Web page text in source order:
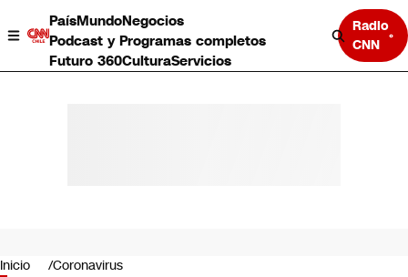
PaísMundoNegocios
Podcast y Programas completos
Futuro 360CulturaServicios
Radio
CNN
Negocios
Inicio Coronavirus